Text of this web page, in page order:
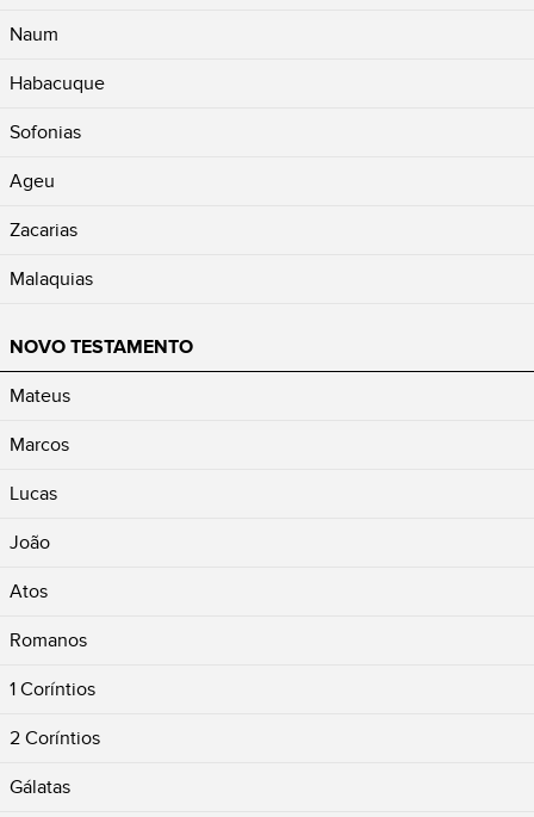
Naum
Habacuque
Sofonias
Ageu
Zacarias
Malaquias
NOVO TESTAMENTO
Mateus
Marcos
Lucas
João
Atos
Romanos
1 Coríntios
2 Coríntios
Gálatas